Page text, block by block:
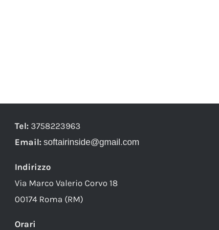
Tel: 3758223963
Email: softairinside@gmail.com
Indirizzo
Via Marco Valerio Corvo 18
00174 Roma (RM)
Orari